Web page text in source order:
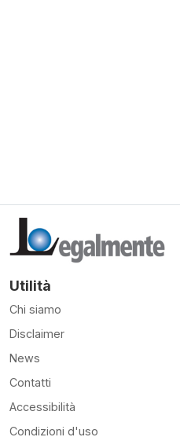
Utilità
Chi siamo
Disclaimer
News
Contatti
Accessibilità
Condizioni d'uso